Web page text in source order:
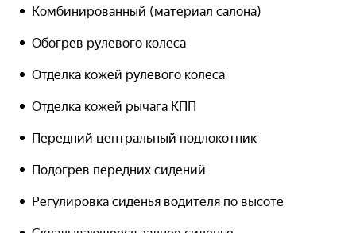
Комбинированный (материал салона)
Обогрев рулевого колеса
Отделка кожей рулевого колеса
Отделка кожей рычага КПП
Передний центральный подлокотник
Подогрев передних сидений
Регулировка сиденья водителя по высоте